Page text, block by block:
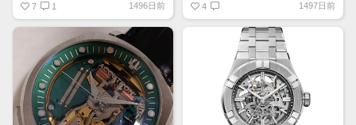
厚さわずか1.75mm
キャリバー RMUP-01
ウルトラフラット手巻きムーブメ
ント、時・分 ファンクションセ
レクター 150本限定
パワーリザーブ 約72時間
7 1 1496日前
ンデックス。文字盤はサンレイ仕
上げのブルーダイヤルがイケてま
す✨ブルーの他にブラック、シル
バーの文字盤があり、どんなシー
ンにも合うと思います。
4 1497日前